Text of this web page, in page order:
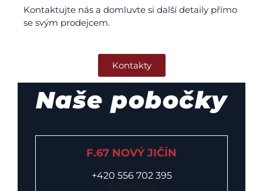
Kontaktujte nás a domluvte si další detaily přímo
se svým prodejcem.
Kontakty
Naše pobočky
F.67 NOVÝ JIČÍN
+420 556 702 395